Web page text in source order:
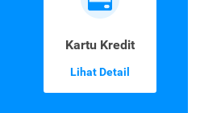
Kartu Kredit
Lihat Detail